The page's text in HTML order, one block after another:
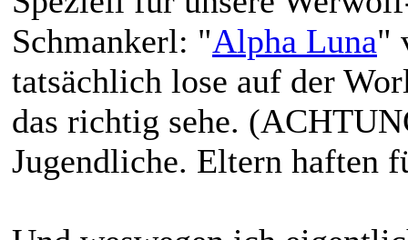
Schmankerl: "Alpha Luna"
tatsächlich lose auf der
das richtig sehe.
Jugendliche. Eltern haften